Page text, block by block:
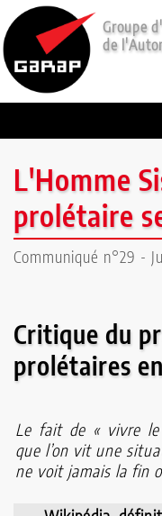
Groupe
de
Lectures
Le
P'tit
Rouge
sommes-
nous
?
Chaîne
Youtube
L'Homme
prolétaire
Communiqué n°29 -
Critique du
prolétaires
Le fait de « vivre le
que l’on vit une
ne voit jamais la fin